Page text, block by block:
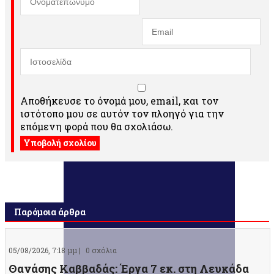
Αποθήκευσε το όνομά μου, email, και τον
ιστότοπο μου σε αυτόν τον πλοηγό για την
επόμενη φορά που θα σχολιάσω.
Παρόμοια άρθρα
05/08/2026, 7:18 μμ | 0 σχόλια
Θανάσης Καββαδάς: Έργα 7 εκ. στη Λευκάδα